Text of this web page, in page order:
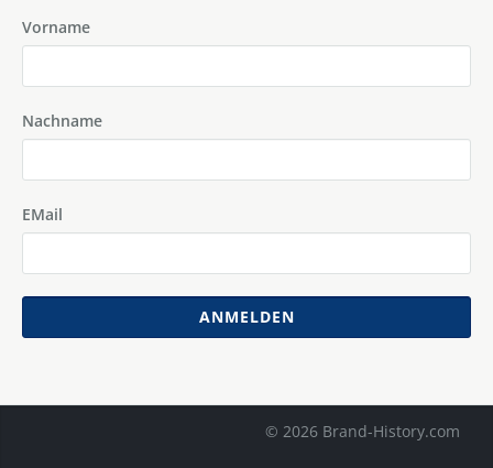
Vorname
Nachname
EMail
ANMELDEN
© 2026 Brand-History.com